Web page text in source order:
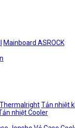
Mainboard ASROCK
Tản nhiệt
nhiệt Cooler